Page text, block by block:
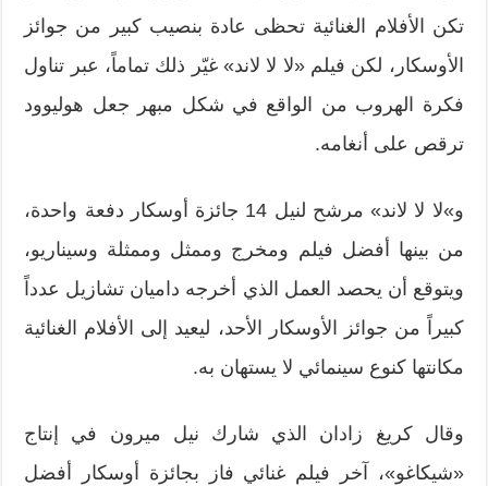
تكن الأفلام الغنائية تحظى عادة بنصيب كبير من جوائز
الأوسكار، لكن فيلم «لا لا لاند» غيّر ذلك تماماً، عبر تناول
فكرة الهروب من الواقع في شكل مبهر جعل هوليوود
ترقص على أنغامه.
و»لا لا لاند» مرشح لنيل 14 جائزة أوسكار دفعة واحدة،
من بينها أفضل فيلم ومخرج وممثل وممثلة وسيناريو،
ويتوقع أن يحصد العمل الذي أخرجه داميان تشازيل عدداً
كبيراً من جوائز الأوسكار الأحد، ليعيد إلى الأفلام الغنائية
مكانتها كنوع سينمائي لا يستهان به.
وقال كريغ زادان الذي شارك نيل ميرون في إنتاج
«شيكاغو»، آخر فيلم غنائي فاز بجائزة أوسكار أفضل